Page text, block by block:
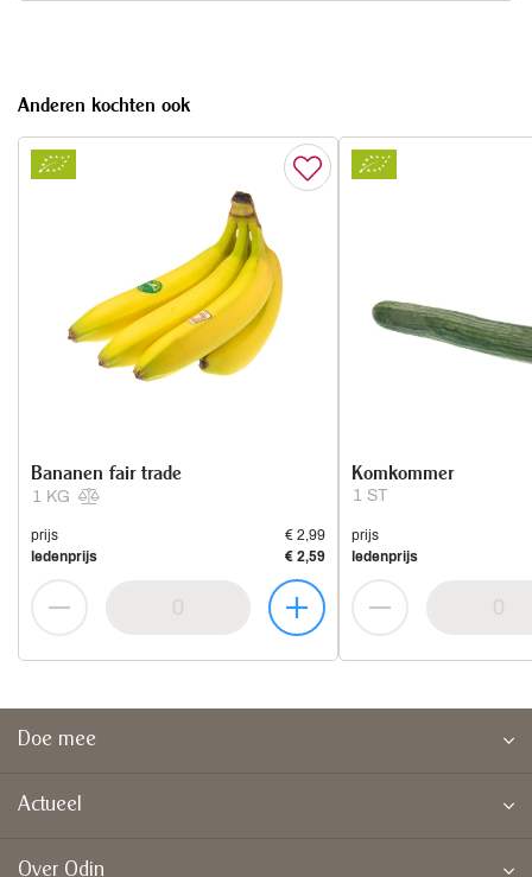
Anderen kochten ook
1 KG
Bananen fair trade
prijs
€ 2,99
ledenprijs
€ 2,59
1 ST
Komkommer
prijs
ledenprijs
Doe mee
Actueel
Over Odin